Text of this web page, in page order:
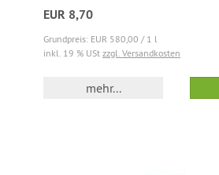
EUR 8,70
Grundpreis: EUR 580,00 / 1 l
inkl. 19 % USt zzgl. Versandkosten
mehr...